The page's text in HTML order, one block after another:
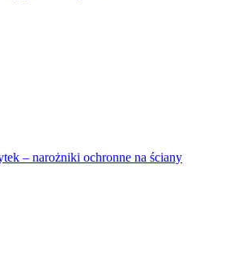
– narożniki ochronne na ściany